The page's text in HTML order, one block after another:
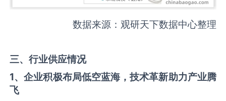
数据来源：观研天下数据中心整理
三、行业供应情况
1、企业积极布局低空蓝海，技术革新助力产业腾
飞